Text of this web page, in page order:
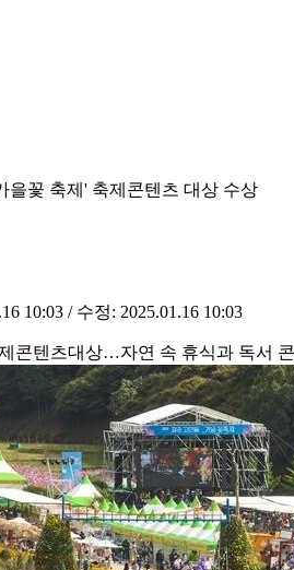
을꽃 축제' 축제콘텐츠 대상 수상
10:03 / 수정: 2025.01.16 10:03
콘텐츠대상…자연 속 휴식과 독서